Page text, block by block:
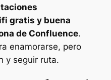
gratis y buena
de Confluence.
enamorarse, pero
y seguir ruta.